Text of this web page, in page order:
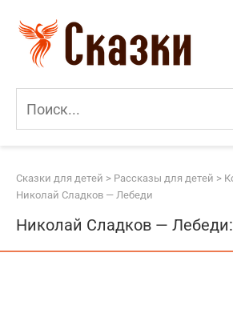
контенту
Сказки для детей > Рассказы для детей >
Николай Сладков — Лебеди
Николай Сладков —